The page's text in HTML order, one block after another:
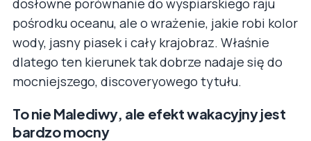
pośrodku oceanu, ale o wrażenie, jakie robi kolor
wody, jasny piasek i cały krajobraz. Właśnie
dlatego ten kierunek tak dobrze nadaje się do
mocniejszego, discoveryowego tytułu.
To nie Malediwy, ale efekt wakacyjny jest
bardzo mocny